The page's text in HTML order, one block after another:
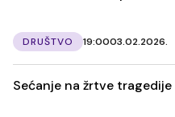
DRUŠTVO 19:0003.02.2026.
Sećanje na žrtve tragedije